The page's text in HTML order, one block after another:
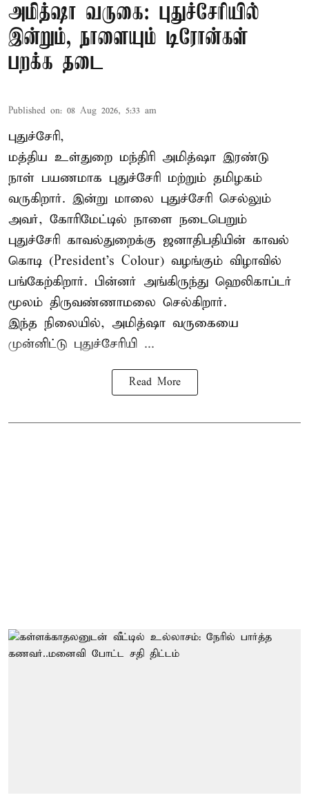
அமித்ஷா வருகை: புதுச்சேரியில்
இன்றும், நாளையும் டிரோன்கள்
பறக்க தடை
Published on: 08 Aug 2026, 5:33 am
புதுச்சேரி,
மத்திய உள்துறை மந்திரி அமித்ஷா இரண்டு
நாள் பயணமாக புதுச்சேரி மற்றும் தமிழகம்
வருகிறார். இன்று மாலை புதுச்சேரி செல்லும்
அவர், கோரிமேட்டில் நாளை நடைபெறும்
புதுச்சேரி காவல்துறைக்கு ஜனாதிபதியின் காவல்
கொடி (President's Colour) வழங்கும் விழாவில்
பங்கேற்கிறார். பின்னர் அங்கிருந்து ஹெலிகாப்டர்
மூலம் திருவண்ணாமலை செல்கிறார்.
இந்த நிலையில், அமித்ஷா வருகையை
முன்னிட்டு புதுச்சேரியி ...
Read More